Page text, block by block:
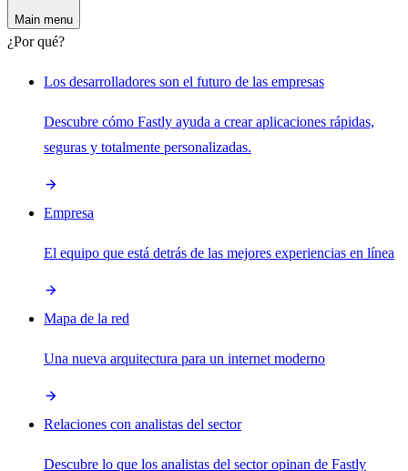
Main menu
¿Por qué?
Los desarrolladores son el futuro de las empresas
Descubre cómo Fastly ayuda a crear aplicaciones rápidas,
seguras y totalmente personalizadas.
Empresa
El equipo que está detrás de las mejores experiencias en línea
Mapa de la red
Una nueva arquitectura para un internet moderno
Relaciones con analistas del sector
Descubre lo que los analistas del sector opinan de Fastly